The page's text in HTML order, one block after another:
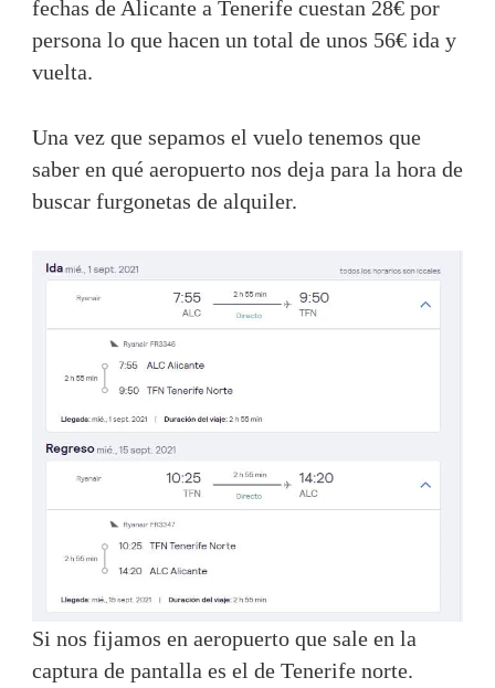
fechas de Alicante a Tenerife cuestan 28€ por
persona lo que hacen un total de unos 56€ ida y
vuelta.
Una vez que sepamos el vuelo tenemos que
saber en qué aeropuerto nos deja para la hora de
buscar furgonetas de alquiler.
Si nos fijamos en aeropuerto que sale en la
captura de pantalla es el de Tenerife norte.